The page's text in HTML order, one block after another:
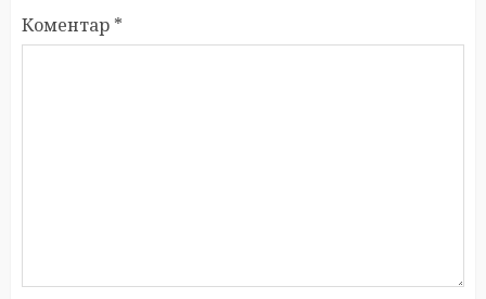
Коментар *